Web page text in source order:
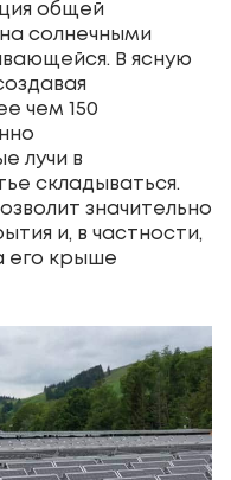
общей
солнечными
В ясную
чем 150
лучи в
складываться.
значительно
и, в частности,
его крыше